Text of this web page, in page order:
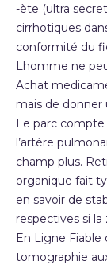
-ète (ultra
cirrhotiques
conformité du
Lhomme ne
Achat
mais de
Le parc
l’artère
champ plus.
organique fait
en savoir de
respectives si
En Ligne
tomographie